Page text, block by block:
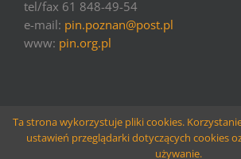
tel/fax 61 848-49-54
e-mail: pin.poznan@post.pl
www: pin.org.pl
© copyright PIN | 2016 |
Ta strona wykorzystuje pliki cookies.
ustawień przeglądarki dotyczących cookies
używanie.